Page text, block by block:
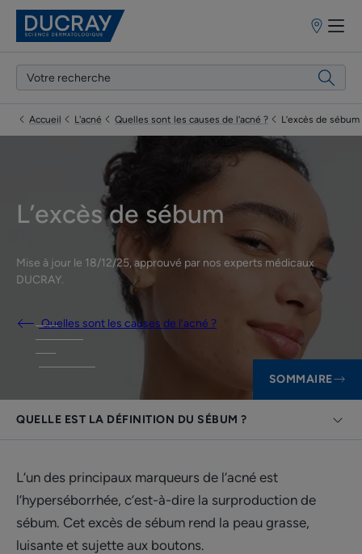
Points
vente
Accueil L'acné Quelles sont les causes de l’acné ? L’excès de sébum
L’excès de sébum
Mise à jour le 18/12/25, approuvé par nos experts médicaux
DUCRAY.
Quelles sont les causes de l’acné ?
SOMMAIRE
QUELLE EST LA DÉFINITION DU SÉBUM ?
L’un des principaux marqueurs de l’acné est
l’hyperséborrhée, c’est-à-dire la surproduction de
sébum. Cet excès de sébum rend la peau grasse,
luisante et sujette aux boutons.